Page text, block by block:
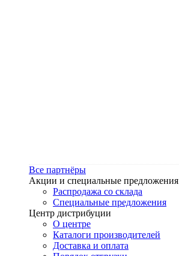
Все партнёры
Акции и специальные предложения
Распродажа со склада
Специальные предложения
Центр дистрибуции
О центре
Каталоги производителей
Доставка и оплата